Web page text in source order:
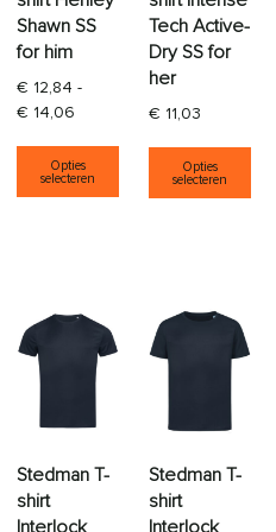
Shawn SS
for him
€ 12,84 -
€ 14,06 Prijsklasse: € 12,84 tot €
Opties
selecteren
Dit product heeft
Tech Active-
Dry SS for
her
€ 11,03
Opties
selecteren
Stedman T-
shirt
Interlock
Stedman T-
shirt
Interlock